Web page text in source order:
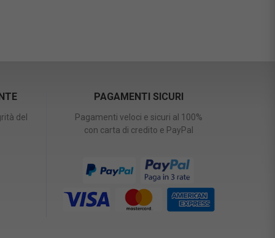
del
PAGAMENTI SICURI
Pagamenti veloci e sicuri al 100%
con carta di credito e PayPal